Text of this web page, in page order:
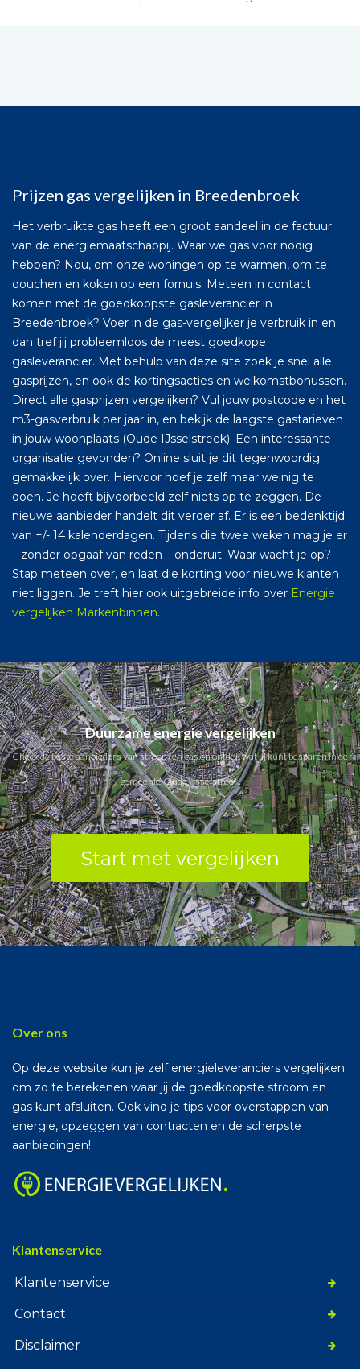
Prijzen gas vergelijken in Breedenbroek
Het verbruikte gas heeft een groot aandeel in de factuur
van de energiemaatschappij. Waar we gas voor nodig
hebben? Nou, om onze woningen op te warmen, om te
douchen en koken op een fornuis. Meteen in contact
komen met de goedkoopste gasleverancier in
Breedenbroek? Voer in de gas-vergelijker je verbruik in en
dan tref jij probleemloos de meest goedkope
gasleverancier. Met behulp van deze site zoek je snel alle
gasprijzen, en ook de kortingsacties en welkomstbonussen.
Direct alle gasprijzen vergelijken? Vul jouw postcode en het
m3-gasverbruik per jaar in, en bekijk de laagste gastarieven
in jouw woonplaats (Oude IJsselstreek). Een interessante
organisatie gevonden? Online sluit je dit tegenwoordig
gemakkelijk over. Hiervoor hoef je zelf maar weinig te
doen. Je hoeft bijvoorbeeld zelf niets op te zeggen. De
nieuwe aanbieder handelt dit verder af. Er is een bedenktijd
van +/- 14 kalenderdagen. Tijdens die twee weken mag je er
– zonder opgaaf van reden – onderuit. Waar wacht je op?
Stap meteen over, en laat die korting voor nieuwe klanten
niet liggen. Je treft hier ook uitgebreide info over Energie
vergelijken Markenbinnen.
Duurzame energie vergelijken
Check de beste aanbieders van stroom en gas en ontdek wat jij kunt besparen in de
gemeente Oude IJsselstreek.
Start met vergelijken
Over ons
Op deze website kun je zelf energieleveranciers vergelijken
om zo te berekenen waar jij de goedkoopste stroom en
gas kunt afsluiten. Ook vind je tips voor overstappen van
energie, opzeggen van contracten en de scherpste
aanbiedingen!
Klantenservice
Klantenservice
Contact
Disclaimer